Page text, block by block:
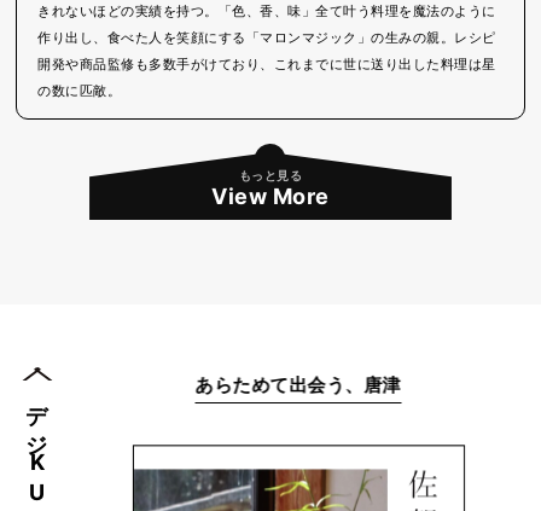
きれないほどの実績を持つ。「色、香、味」全て叶う料理を魔法のように
作り出し、食べた人を笑顔にする「マロンマジック」の生みの親。レシピ
開発や商品監修も多数手がけており、これまでに世に送り出した料理は星
の数に匹敵。
もっと見る
View More
KURAFT VOL.9